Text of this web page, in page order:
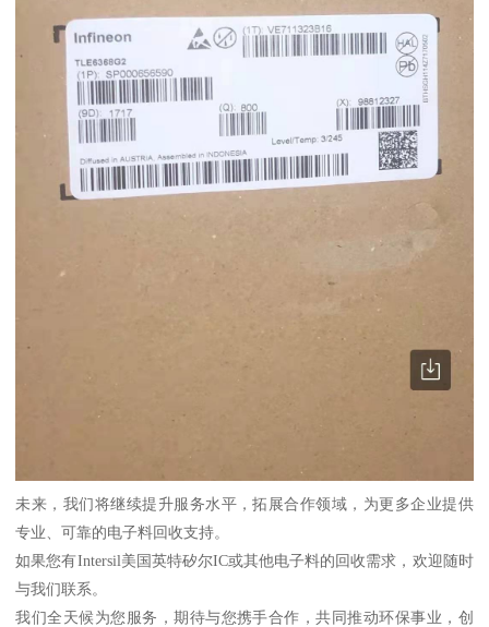
未来，我们将继续提升服务水平，拓展合作领域，为更多企业提供
专业、可靠的电子料回收支持。
如果您有Intersil美国英特矽尔IC或其他电子料的回收需求，欢迎随时
与我们联系。
我们全天候为您服务，期待与您携手合作，共同推动环保事业，创